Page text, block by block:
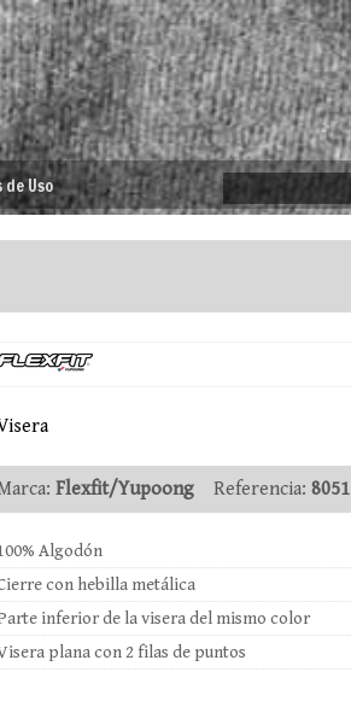
Uso
Flexfit/Yupoong Referencia: 8051
Algodón
con hebilla metálica
inferior de la visera del mismo color
plana con 2 filas de puntos